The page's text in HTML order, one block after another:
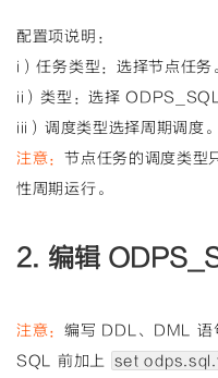
配置项说明：
i）任务类型：选择节点任务
ii）类型：选择
iii）调度类型选择周期调度
注意：节点任务的调度类型
性周期运行。
2. 编辑
注意：编写 DDL、DML 语
SQL 前加上
set